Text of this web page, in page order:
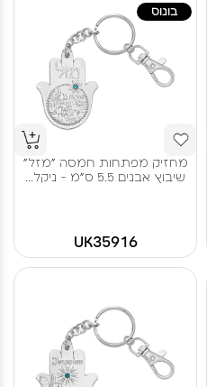
בונוס
מחזיק מפתחות חמסה "מזל"
שיבוץ אבנים 5.5 ס"מ - ניקל...
UK35916